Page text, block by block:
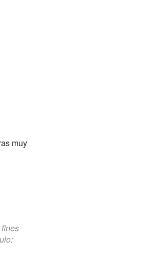
muy